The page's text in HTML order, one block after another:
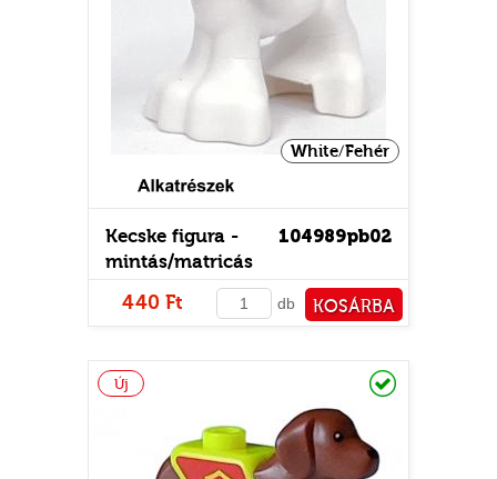
White/Fehér
104989pb02
Kecske figura -
mintás/matricás
440 Ft db KOSÁRBA
Új